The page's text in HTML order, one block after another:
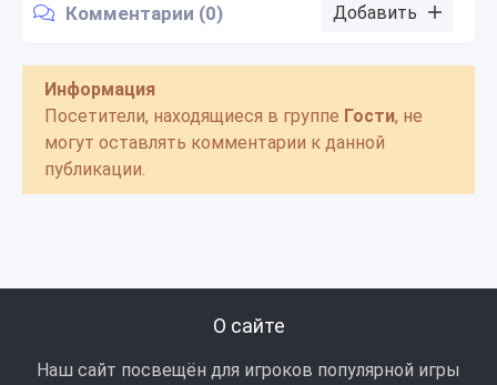
Комментарии (0) Добавить
Информация
Посетители, находящиеся в группе Гости, не
могут оставлять комментарии к данной
публикации.
О сайте
Наш сайт посвещён для игроков популярной игры